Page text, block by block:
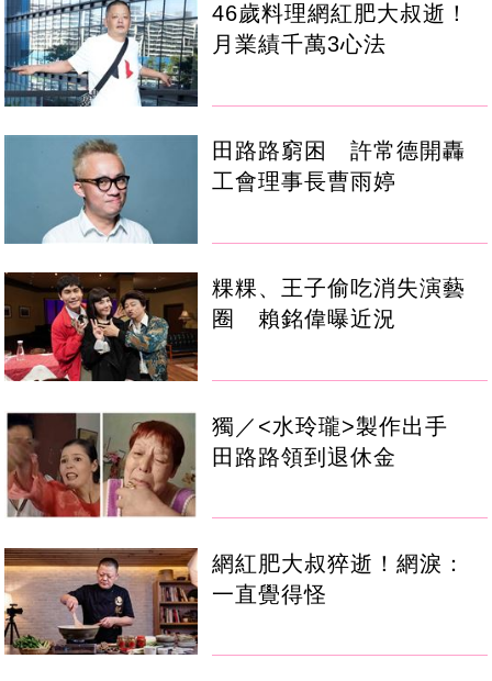
46歲料理網紅肥大叔逝！
月業績千萬3心法
田路路窮困 許常德開轟
工會理事長曹雨婷
粿粿、王子偷吃消失演藝
圈 賴銘偉曝近況
獨／<水玲瓏>製作出手
田路路領到退休金
網紅肥大叔猝逝！網淚：
一直覺得怪